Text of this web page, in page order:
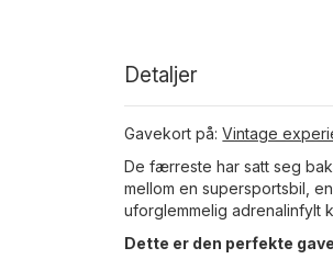
Detaljer
Gavekort på:Vintage
De færreste har satt seg
mellom en supersportsbil,
uforglemmelig adrenalinfylt
Dette er den perfekte